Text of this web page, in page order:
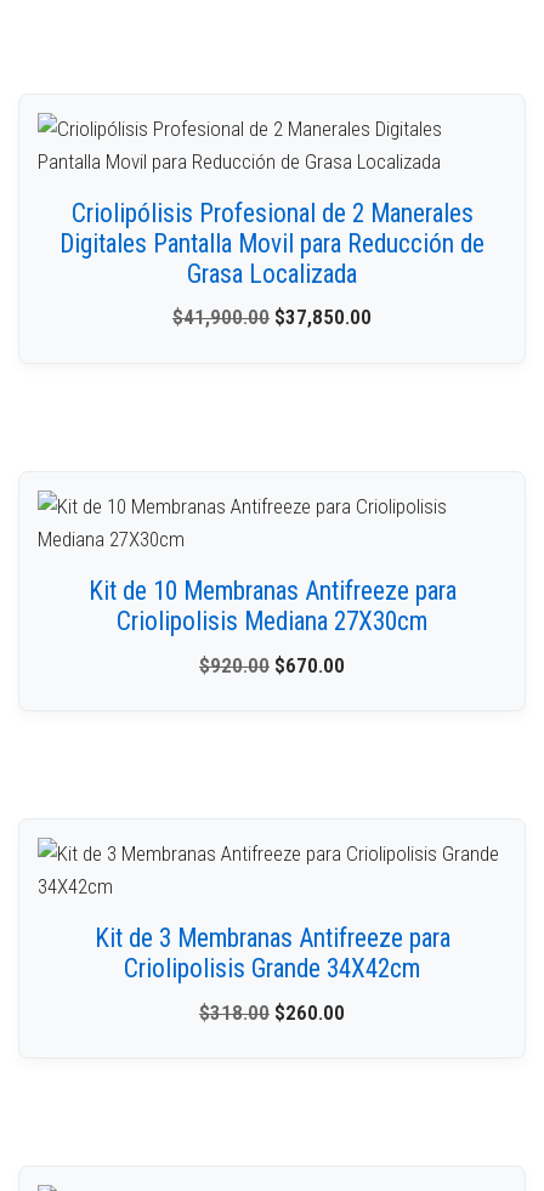
Criolipólisis Profesional de 2 Manerales
Digitales Pantalla Movil para Reducción de
Grasa Localizada
$41,900.00 $37,850.00
Kit de 10 Membranas Antifreeze para
Criolipolisis Mediana 27X30cm
$920.00 $670.00
Kit de 3 Membranas Antifreeze para
Criolipolisis Grande 34X42cm
$318.00 $260.00